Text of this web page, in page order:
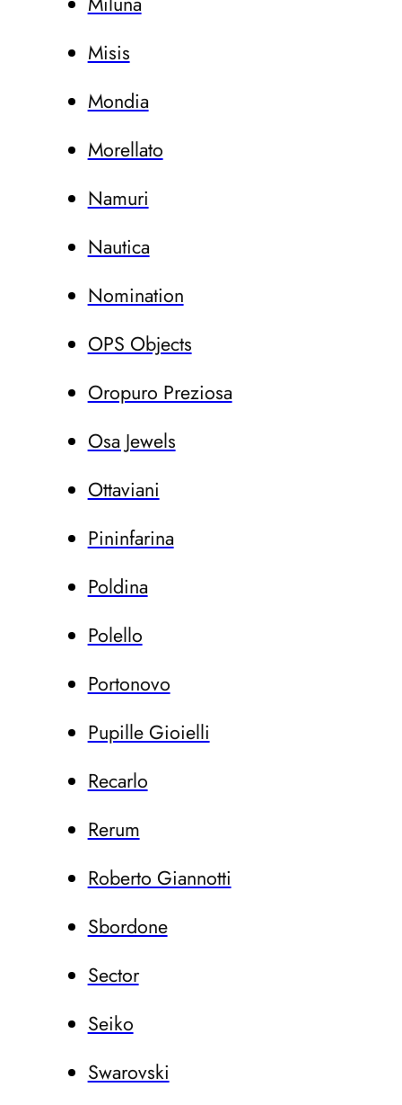
Misis
Mondia
Morellato
Namuri
Nautica
Nomination
OPS Objects
Oropuro Preziosa
Osa Jewels
Ottaviani
Pininfarina
Poldina
Polello
Portonovo
Pupille Gioielli
Recarlo
Rerum
Roberto Giannotti
Sbordone
Sector
Seiko
Swarovski